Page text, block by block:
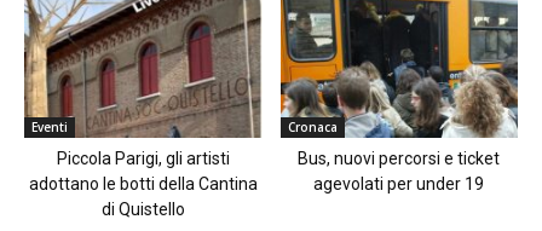
Eventi
Piccola Parigi, gli artisti
adottano le botti della Cantina
di Quistello
Cronaca
Bus, nuovi percorsi e ticket
agevolati per under 19